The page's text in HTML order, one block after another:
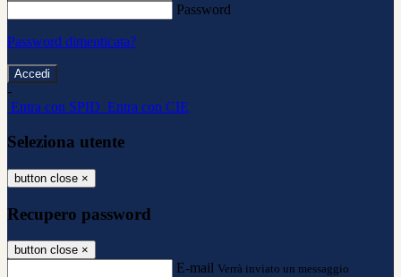
Password
Password dimenticata?
-
Entra con SPID Entra con CIE
Seleziona utente
button close ×
Recupero password
button close ×
E-mail Verrà inviato un messaggio